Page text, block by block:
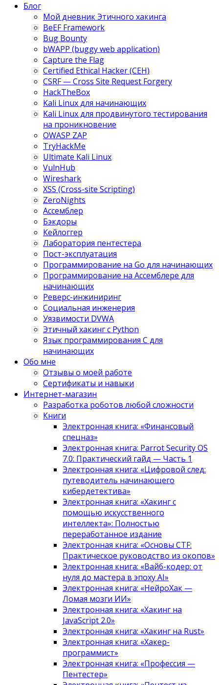
Блог
Мой дневник Этичного хакинга
BeEF Framework
Bug Bounty
bWAPP (buggy web application)
Capture the Flag
Certified Ethical Hacker (CEH)
CSRF — Cross Site Request Forgery
HackTheBox
Kali Linux для начинающих
Kali Linux для продвинутого тестирования
на проникновение
OWASP ZAP
TryHackMe
Ultimate Kali Linux
VulnHub
Wireshark
XSS (Cross-site Scripting)
ZeroNights
Ассемблер
Бэкдоры
Кейлоггер
Лаборатория пентестера
Пост-эксплуатация
Программирование на Go для начинающих
Программирование на Ассемблере для
начинающих
Реверс-инжиниринг
Социальная инженерия
Уязвимости DVWA
Этичный хакинг с Python
Язык программирования С для
начинающих
Обо мне
Отзывы о моей работе
Сертификаты и навыки
Интернет-магазин
Разработка роботов любой сложности
Книги
Электронная книга: «Финансовый
спецназ»
Электронная книга: Parrot Security OS
7.0: Практический гайд — Часть 1
Электронная книга: «Цифровой след:
путеводитель начинающего
кибердетектива»
Электронная книга: «Хакинг с
помощью искусственного
интеллекта»: Полностью
переработанное издание
Электронная книга: «Основы CTF:
Практическое руководство из окопов»
Электронная книга: «Вайб-кодер: от
нуля до мастера в эпоху AI»
Электронная книга: «НейроХак —
Ломая мозги ИИ»
Электронная книга: «Хакинг на
JavaScript 2.0»
Электронная книга: «Хакинг на Rust»
Электронная книга: «Хакер-
программист»
Электронная книга: «Профессия —
Пентестер»